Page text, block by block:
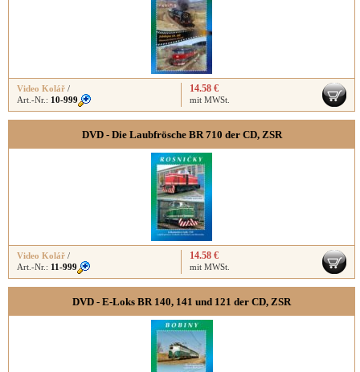
Video Kolář /
Art.-Nr.: 10-999
14.58 €
mit MWSt.
DVD - Die Laubfrösche BR 710 der CD, ZSR
Video Kolář /
Art.-Nr.: 11-999
14.58 €
mit MWSt.
DVD - E-Loks BR 140, 141 und 121 der CD, ZSR